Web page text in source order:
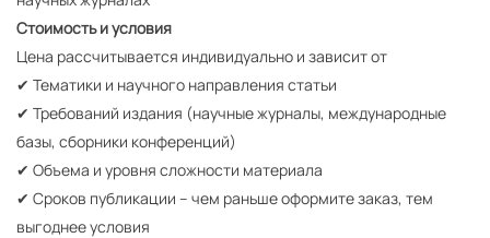
Стоимость и условия
Цена рассчитывается индивидуально и зависит от
✔ Тематики и научного направления статьи
✔ Требований издания (научные журналы, международные
базы, сборники конференций)
✔ Объема и уровня сложности материала
✔ Сроков публикации – чем раньше оформите заказ, тем
выгоднее условия